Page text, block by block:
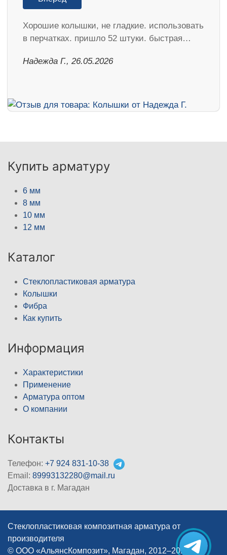
Хорошие колышки, не гладкие. использовать
в перчатках. пришло 52 штуки. быстрая…
Надежда Г., 26.05.2026
Купить арматуру
6 мм
8 мм
10 мм
12 мм
Каталог
Стеклопластиковая арматура
Колышки
Фибра
Как купить
Информация
Характеристики
Применение
Арматура оптом
О компании
Контакты
Телефон: +7 924 831-10-38
Email: 89993132280@mail.ru
Доставка в г. Магадан
Стеклопластиковая композитная арматура от
производителя
© ООО «АльянсКомпозит», Магадан, 2012–2026